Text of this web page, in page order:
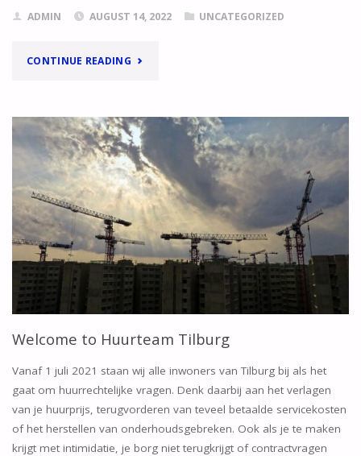
ADMIN AUGUST 14, 2022 UNCATEGORIZED
CONTINUE READING"SCAMMERS!"
Welcome to Huurteam Tilburg
Vanaf 1 juli 2021 staan wij alle inwoners van Tilburg bij als het
gaat om huurrechtelijke vragen. Denk daarbij aan het verlagen
van je huurprijs, terugvorderen van teveel betaalde servicekosten
of het herstellen van onderhoudsgebreken. Ook als je te maken
krijgt met intimidatie, je borg niet terugkrijgt of contractvragen